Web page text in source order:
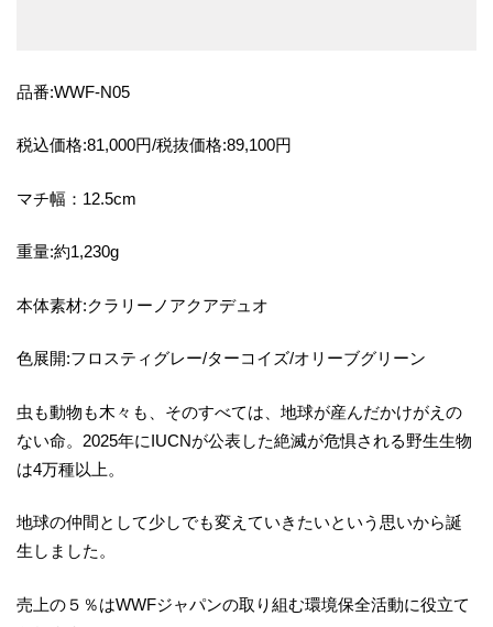
品番:WWF-N05
税込価格:81,000円/税抜価格:89,100円
マチ幅：12.5cm
重量:約1,230g
本体素材:クラリーノアクアデュオ
色展開:フロスティグレー/ターコイズ/オリーブグリーン
虫も動物も木々も、そのすべては、地球が産んだかけがえの
ない命。2025年にIUCNが公表した絶滅が危惧される野生生物
は4万種以上。
地球の仲間として少しでも変えていきたいという思いから誕
生しました。
売上の５％はWWFジャパンの取り組む環境保全活動に役立て